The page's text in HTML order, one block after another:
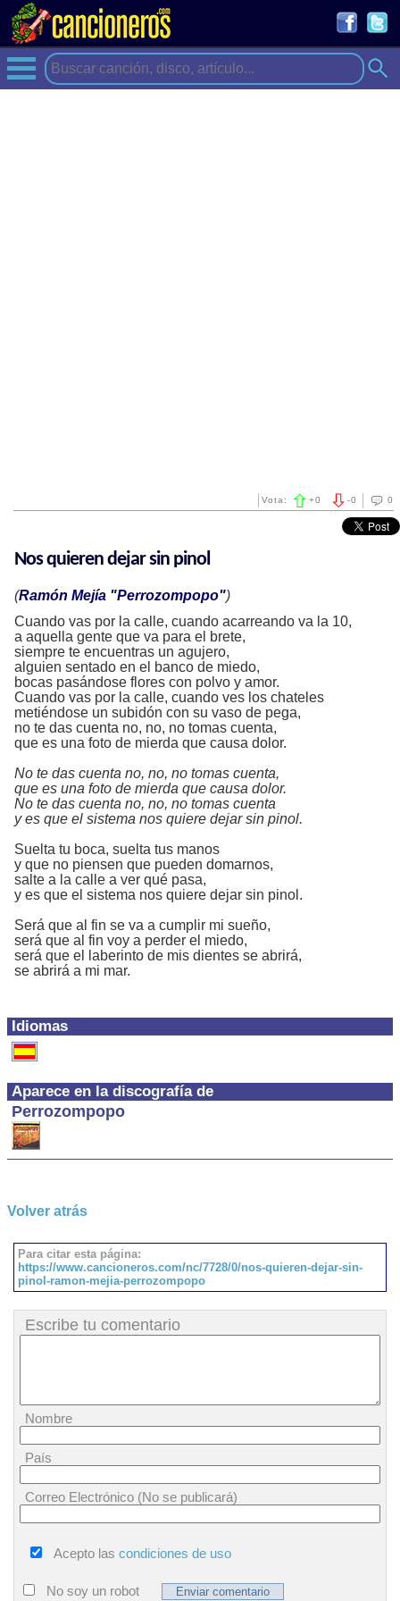
0
-0
Vota: +0
Idiomas
Aparece en la discografía de
Perrozompopo
Nos quieren dejar sin pinol
(Ramón Mejía "Perrozompopo")
Cuando vas por la calle, cuando acarreando va la 10,
a aquella gente que va para el brete,
siempre te encuentras un agujero,
alguien sentado en el banco de miedo,
bocas pasándose flores con polvo y amor.
Cuando vas por la calle, cuando ves los chateles
metiéndose un subidón con su vaso de pega,
no te das cuenta no, no, no tomas cuenta,
que es una foto de mierda que causa dolor.
No te das cuenta no, no, no tomas cuenta,
que es una foto de mierda que causa dolor.
No te das cuenta no, no, no tomas cuenta
y es que el sistema nos quiere dejar sin pinol.
Suelta tu boca, suelta tus manos
y que no piensen que pueden domarnos,
salte a la calle a ver qué pasa,
y es que el sistema nos quiere dejar sin pinol.
Será que al fin se va a cumplir mi sueño,
será que al fin voy a perder el miedo,
será que el laberinto de mis dientes se abrirá,
se abrirá a mi mar.
Volver atrás
Para citar esta página:
https://www.cancioneros.com/nc/7728/0/nos-quieren-dejar-sin-
pinol-ramon-mejia-perrozompopo
Escribe tu comentario
Nombre
País
Correo Electrónico (No se publicará)
Acepto las condiciones de uso
No soy un robot